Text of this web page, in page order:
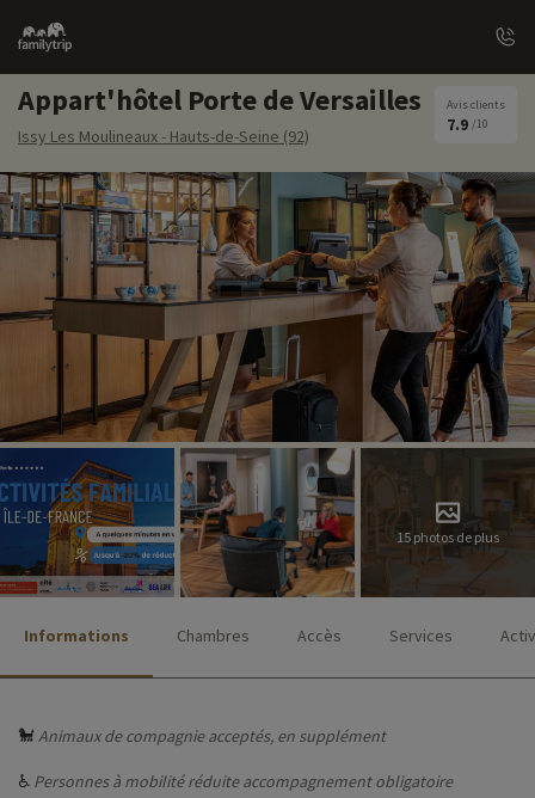
Family
trip
Appart'hôtel Porte de Versailles
Issy Les Moulineaux - Hauts-de-Seine (92)
Avis clients
7.9 /10
15 photos de plus
Informations Chambres Accès Services
🐩 Animaux de compagnie acceptés, en supplément
♿ Personnes à mobilité réduite accompagnement obligatoire